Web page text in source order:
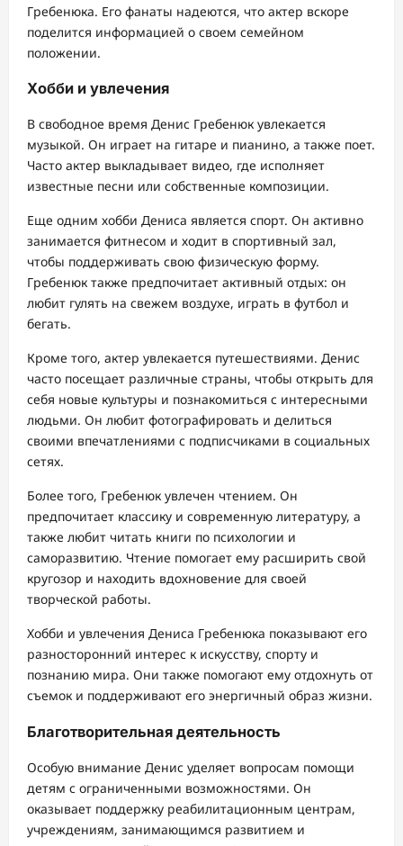
Гребенюка. Его фанаты надеются, что актер вскоре
поделится информацией о своем семейном
положении.
Хобби и увлечения
В свободное время Денис Гребенюк увлекается
музыкой. Он играет на гитаре и пианино, а также поет.
Часто актер выкладывает видео, где исполняет
известные песни или собственные композиции.
Еще одним хобби Дениса является спорт. Он активно
занимается фитнесом и ходит в спортивный зал,
чтобы поддерживать свою физическую форму.
Гребенюк также предпочитает активный отдых: он
любит гулять на свежем воздухе, играть в футбол и
бегать.
Кроме того, актер увлекается путешествиями. Денис
часто посещает различные страны, чтобы открыть для
себя новые культуры и познакомиться с интересными
людьми. Он любит фотографировать и делиться
своими впечатлениями с подписчиками в социальных
сетях.
Более того, Гребенюк увлечен чтением. Он
предпочитает классику и современную литературу, а
также любит читать книги по психологии и
саморазвитию. Чтение помогает ему расширить свой
кругозор и находить вдохновение для своей
творческой работы.
Хобби и увлечения Дениса Гребенюка показывают его
разносторонний интерес к искусству, спорту и
познанию мира. Они также помогают ему отдохнуть от
съемок и поддерживают его энергичный образ жизни.
Благотворительная деятельность
Особую внимание Денис уделяет вопросам помощи
детям с ограниченными возможностями. Он
оказывает поддержку реабилитационным центрам,
учреждениям, занимающимся развитием и